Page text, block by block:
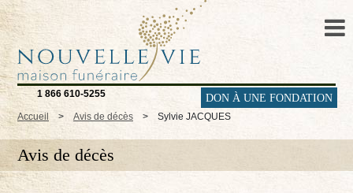
1 866 610-5255 DON À UNE FONDATION
Accueil > Avis de décès > Sylvie JACQUES
Avis de décès